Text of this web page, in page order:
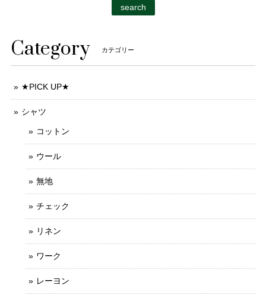
search
Category カテゴリー
★PICK UP★
シャツ
コットン
ウール
無地
チェック
リネン
ワーク
レーヨン